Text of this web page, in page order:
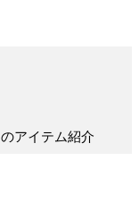
アイテム紹介